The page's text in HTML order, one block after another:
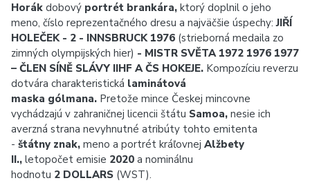
Horák dobový portrét brankára, ktorý doplnil o jeho
meno, číslo reprezentačného dresu a najväčšie úspechy:JIŘÍ
HOLEČEK - 2 - INNSBRUCK 1976 (strieborná medaila zo
zimných olympijských hier) - MISTR SVĚTA 1972 1976 1977
– ČLEN SÍNĚ SLÁVY IIHF A ČS HOKEJE. Kompozíciu reverzu
dotvára charakteristická laminátová
maska gólmana. Pretože mince Českej mincovne
vychádzajú v zahraničnej licencii štátu Samoa, nesie ich
averzná strana nevyhnutné atribúty tohto emitenta
- štátny znak, meno a portrét kráľovnej Alžbety
II., letopočet emisie 2020 a nominálnu
hodnotu 2 DOLLARS (WST).